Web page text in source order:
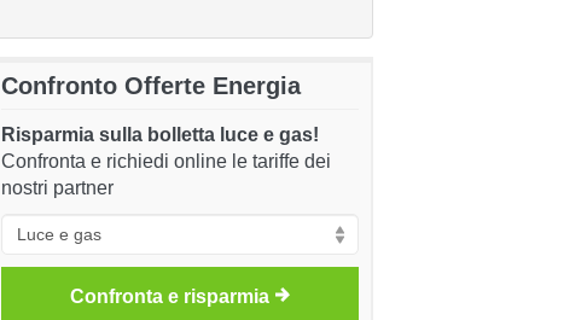
Confronto Offerte Energia
Risparmia sulla bolletta luce e gas!
Confronta e richiedi online le tariffe dei
nostri partner
Confronta e risparmia